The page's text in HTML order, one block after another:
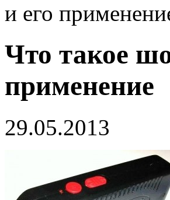
и его
Что такое
применение
29.05.2013